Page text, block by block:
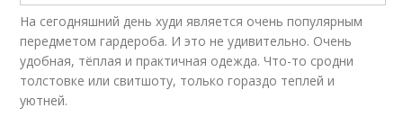
На сегодняшний день худи является очень популярным
передметом гардероба. И это не удивительно. Очень
удобная, тёплая и практичная одежда. Что-то сродни
толстовке или свитшоту, только гораздо теплей и
уютней.